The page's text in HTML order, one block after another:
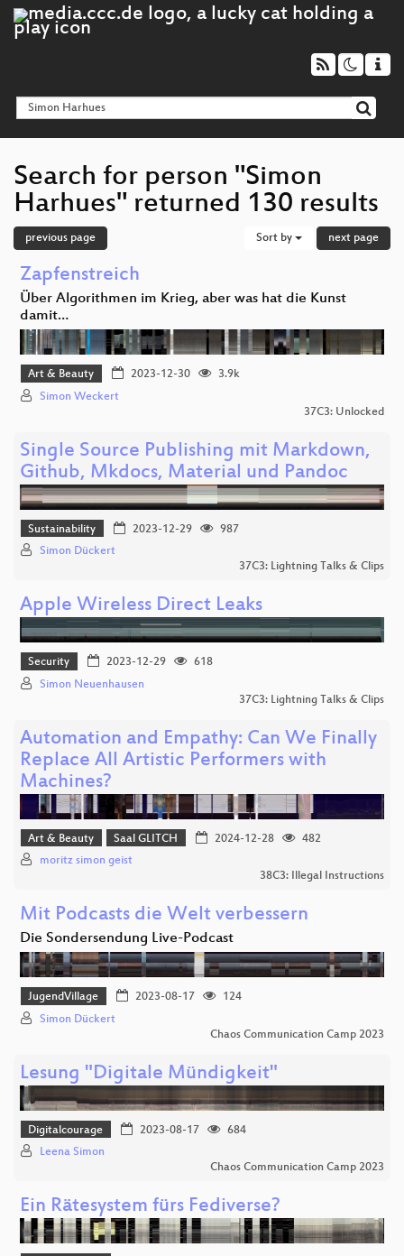
Search for person "Simon
Harhues" returned 130 results
previous page Sort by next page
Zapfenstreich
Über Algorithmen im Krieg, aber was hat die Kunst
damit…
Art & Beauty 2023-12-30
3.9k
Simon Weckert
37C3: Unlocked
Single Source Publishing mit Markdown,
Github, Mkdocs, Material und Pandoc
Sustainability 2023-12-29
987
Simon Dückert
37C3: Lightning Talks & Clips
Apple Wireless Direct Leaks
Security 2023-12-29
618
Simon Neuenhausen
37C3: Lightning Talks & Clips
Automation and Empathy: Can We Finally
Replace All Artistic Performers with
Machines?
Art & Beauty Saal GLITCH 2024-12-28
482
moritz simon geist
38C3: Illegal Instructions
Mit Podcasts die Welt verbessern
Die Sondersendung Live-Podcast
JugendVillage 2023-08-17
124
Simon Dückert
Chaos Communication Camp 2023
Lesung "Digitale Mündigkeit"
Digitalcourage 2023-08-17
684
Leena Simon
Chaos Communication Camp 2023
Ein Rätesystem fürs Fediverse?